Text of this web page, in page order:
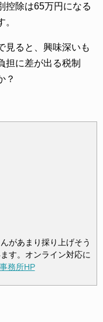
控除は65万円になる
見ると、興味深いも
担に差が出る税制
？
があまり採り上げそう
す。オンライン対応に
事務所HP